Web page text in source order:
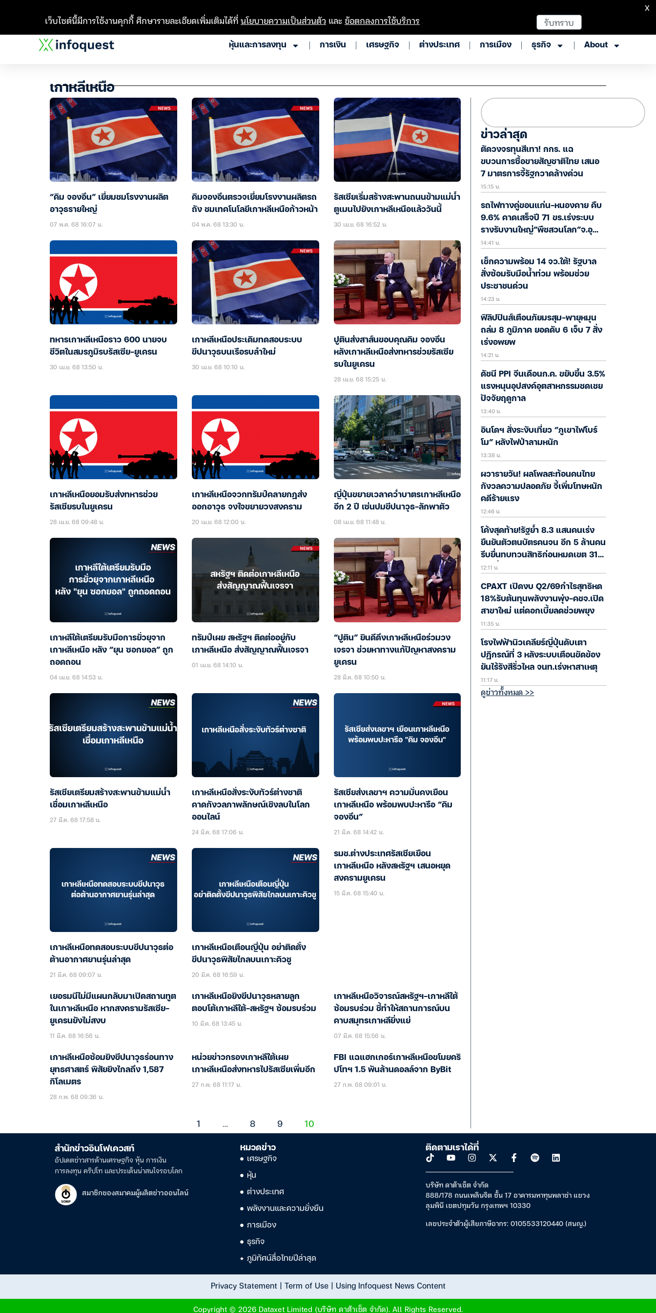
หุ้นและการลงทุน การเงิน เศรษฐกิจ ต่างประเทศ การเมือง ธุรกิจ About
เกาหลีเหนือ
“คิม จองอึน” เยี่ยมชมโรงงานผลิต
อาวุธรายใหญ่
07 พ.ค. 68 16:07 น.
คิมจองอึนตรวจเยี่ยมโรงงานผลิตรถ
ถัง ชมเทคโนโลยีเกาหลีเหนือก้าวหน้า
04 พ.ค. 68 13:30 น.
รัสเซียเริ่มสร้างสะพานถนนข้ามแม่น้ำ
ตูเมนไปยังเกาหลีเหนือแล้ววันนี้
30 เม.ย. 68 16:52 น.
ทหารเกาหลีเหนือราว 600 นายจบ
ชีวิตในสมรภูมิรบรัสเซีย-ยูเครน
30 เม.ย. 68 13:50 น.
เกาหลีเหนือประเดิมทดสอบระบบ
ขีปนาวุธบนเรือรบลำใหม่
30 เม.ย. 68 10:10 น.
ปูตินส่งสาส์นขอบคุณคิม จองอึน
หลังเกาหลีเหนือส่งทหารช่วยรัสเซีย
รบในยูเครน
28 เม.ย. 68 15:25 น.
เกาหลีเหนือยอมรับส่งทหารช่วย
รัสเซียรบในยูเครน
28 เม.ย. 68 09:48 น.
เกาหลีเหนือจวกทรัมป์คลายกฎส่ง
ออกอาวุธ จงใจขยายวงสงคราม
20 เม.ย. 68 12:00 น.
ญี่ปุ่นขยายเวลาคว่ำบาตรเกาหลีเหนือ
อีก 2 ปี เซ่นปมขีปนาวุธ-ลักพาตัว
08 เม.ย. 68 11:48 น.
เกาหลีใต้เตรียมรับมือการยั่วยุจาก
เกาหลีเหนือ หลัง “ยุน ซอกยอล” ถูก
ถอดถอน
04 เม.ย. 68 14:53 น.
ทรัมป์เผย สหรัฐฯ ติดต่ออยู่กับ
เกาหลีเหนือ ส่งสัญญาณฟื้นเจรจา
01 เม.ย. 68 14:10 น.
“ปูติน” ยินดีดึงเกาหลีเหนือร่วมวง
เจรจา ช่วยหาทางแก้ปัญหาสงคราม
ยูเครน
28 มี.ค. 68 10:50 น.
รัสเซียเตรียมสร้างสะพานข้ามแม่น้ำ
เชื่อมเกาหลีเหนือ
27 มี.ค. 68 17:58 น.
เกาหลีเหนือสั่งระงับทัวร์ต่างชาติ
คาดกังวลภาพลักษณ์เชิงลบในโลก
ออนไลน์
24 มี.ค. 68 17:06 น.
รัสเซียส่งเลขาฯ ความมั่นคงเยือน
เกาหลีเหนือ พร้อมพบปะหารือ “คิม
จองอึน”
21 มี.ค. 68 14:42 น.
เกาหลีเหนือทดสอบระบบขีปนาวุธต่อ
ต้านอากาศยานรุ่นล่าสุด
21 มี.ค. 68 09:07 น.
เกาหลีเหนือเตือนญี่ปุ่น อย่าติดตั้ง
ขีปนาวุธพิสัยไกลบนเกาะคิวชู
20 มี.ค. 68 16:59 น.
รมช.ต่างประเทศรัสเซียเยือน
เกาหลีเหนือ หลังสหรัฐฯ เสนอหยุด
สงครามยูเครน
15 มี.ค. 68 15:40 น.
เยอรมนีไม่มีแผนกลับมาเปิดสถานทูต
ในเกาหลีเหนือ หากสงครามรัสเซีย-
ยูเครนยังไม่สงบ
11 มี.ค. 68 16:56 น.
เกาหลีเหนือยิงขีปนาวุธหลายลูก
ตอบโต้เกาหลีใต้-สหรัฐฯ ซ้อมรบร่วม
10 มี.ค. 68 13:45 น.
เกาหลีเหนือวิจารณ์สหรัฐฯ-เกาหลีใต้
ซ้อมรบร่วม ชี้ทำให้สถานการณ์บน
คาบสมุทรเกาหลียิ่งแย่
07 มี.ค. 68 15:56 น.
เกาหลีเหนือซ้อมยิงขีปนาวุธร่อนทาง
ยุทธศาสตร์ พิสัยยิงไกลถึง 1,587
กิโลเมตร
28 ก.พ. 68 09:36 น.
หน่วยข่าวกรองเกาหลีใต้เผย
เกาหลีเหนือส่งทหารไปรัสเซียเพิ่มอีก
27 ก.พ. 68 11:17 น.
FBI แฉแฮกเกอร์เกาหลีเหนือขโมยคริ
ปโทฯ 1.5 พันล้านดอลล์จาก ByBit
27 ก.พ. 68 09:01 น.
1 … 8 9 10
ข่าวล่าสุด
ตัดวงจรทุนสีเทา! กกร. แฉ
ขบวนการซื้อขายสัญชาติไทย เสนอ
7 มาตรการจี้รัฐกวาดล้างด่วน
15:15 น.
รถไฟทางคู่ขอนแก่น-หนองคาย คืบ
9.6% คาดเสร็จปี 71 ขร.เร่งระบบ
รางรับงานใหญ่”พืชสวนโลก”จ.อุ
ดรฯ
14:41 น.
เช็กความพร้อม 14 จว.ใต้! รัฐบาล
สั่งซ้อมรับมือน้ำท่วม พร้อมช่วย
ประชาชนด่วน
14:23 น.
ฟิลิปปินส์เตือนภัยมรสุม-พายุหมุน
ถล่ม 8 ภูมิภาค ยอดดับ 6 เจ็บ 7 สั่ง
เร่งอพยพ
14:21 น.
ดัชนี PPI จีนเดือนก.ค. ขยับขึ้น 3.5%
แรงหนุนอุปสงค์อุตสาหกรรมชดเชย
ปัจจัยฤดูกาล
13:40 น.
อินโดฯ สั่งระงับเที่ยว “ภูเขาไฟโบร์
โม” หลังไฟป่าลามหนัก
13:38 น.
ผวารายวัน! ผลโพลสะท้อนคนไทย
กังวลความปลอดภัย จี้เพิ่มโทษหนัก
คดีร้ายแรง
12:46 น.
โค้งสุดท้าย!รัฐย้ำ 8.3 แสนคนเร่ง
ยืนยันตัวตนบัตรคนจน อีก 5 ล้านคน
รีบยื่นทบทวนสิทธิก่อนหมดเขต 31
ส.ค.นี้
12:11 น.
CPAXT เปิดงบ Q2/69กำไรสุทธิหด
18%รับต้นทุนพลังงานพุ่ง-คชจ.เปิด
สาขาใหม่ แต่ดอกเบี้ยลดช่วยพยุง
11:35 น.
โรงไฟฟ้านิวเคลียร์ญี่ปุ่นดับเตา
ปฏิกรณ์ที่ 3 หลังระบบเตือนขัดข้อง
ยันไร้รังสีรั่วไหล จนท.เร่งหาสาเหตุ
11:17 น.
ดูข่าวทั้งหมด >>
สำนักข่าวอินโฟเควสท์
อัปเดตข่าวสารด้านเศรษฐกิจ หุ้น การเงิน
การลงทุน คริปโท และประเด็นน่าสนใจรอบโลก
สมาชิกของสมาคมผู้ผลิตข่าวออนไลน์
หมวดข่าว
เศรษฐกิจ
หุ้น
ต่างประเทศ
พลังงานและความยั่งยืน
การเมือง
ธุรกิจ
ภูมิทัศน์สื่อไทยปีล่าสุด
ติดตามเราได้ที่
บริษัท ดาต้าเซ็ต จำกัด
888/178 ถนนเพลินจิต ชั้น 17 อาคารมหาทุนพลาซ่า แขวง
ลุมพินี เขตปทุมวัน กรุงเทพฯ 10330
เลขประจำตัวผู้เสียภาษีอากร: 0105533120440 (สนญ.)
Privacy Statement| Term of Use| Using Infoquest News Content
Copyright © 2026 Dataxet Limited (บริษัท ดาต้าเซ็ต จำกัด). All Rights Reserved.
เว็บไซต์นี้มีการใช้งานคุกกี้ ศึกษารายละเอียดเพิ่มเติมได้ที่นโยบายความเป็นส่วนตัว และข้อตกลงการใช้บริการ รับทราบ
X